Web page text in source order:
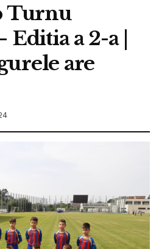
Turnu
a 2-a |
are